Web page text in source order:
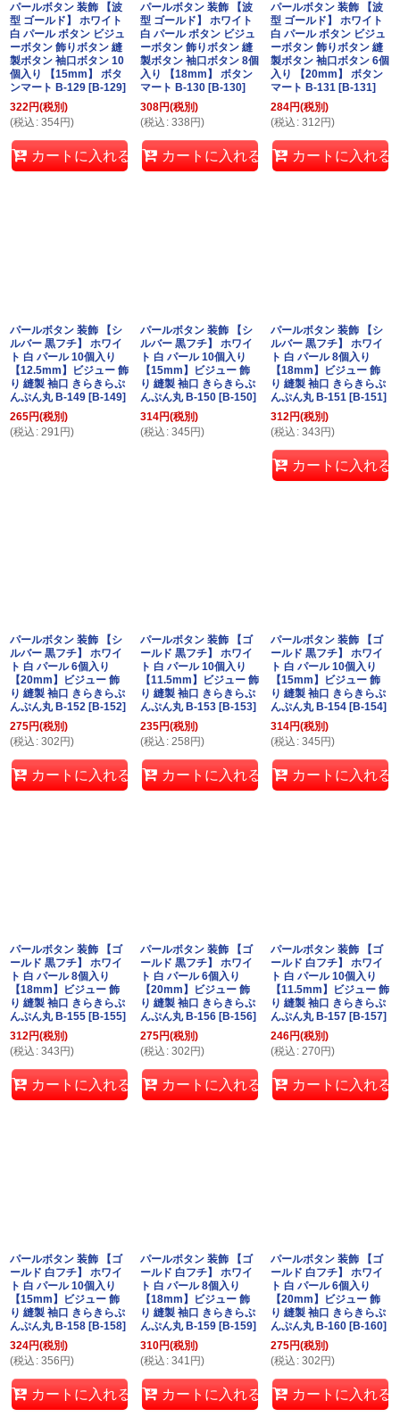
パールボタン 装飾 【波
型 ゴールド】 ホワイト
白 パール ボタン ビジュ
ーボタン 飾りボタン 縫
製ボタン 袖口ボタン 10
個入り 【15mm】 ボタ
ンマート B-129 [B-129]
322円(税別)
(税込 : 354円)
カートに入れる
パールボタン 装飾 【波
型 ゴールド】 ホワイト
白 パール ボタン ビジュ
ーボタン 飾りボタン 縫
製ボタン 袖口ボタン 8個
入り 【18mm】 ボタン
マート B-130 [B-130]
308円(税別)
(税込 : 338 円)
カートに入れる
パールボタン 装飾 【波
型 ゴールド】 ホワイト
白 パール ボタン ビジュ
ーボタン 飾りボタン 縫
製ボタン 袖口ボタン 6個
入り 【20mm】 ボタン
マート B-131 [B-131]
284円(税別)
(税込 : 312 円)
カートに入れる
パールボタン 装飾 【シ
ルバー 黒フチ】 ホワイ
ト 白 パール 10個入り
【12.5mm】ビジュー 飾
り 縫製 袖口 きらきらぷ
んぷん丸 B-149 [B-149]
265円(税別)
(税込 : 291 円)
パールボタン 装飾 【シ
ルバー 黒フチ】 ホワイ
ト 白 パール 10個入り
【15mm】ビジュー 飾
り 縫製 袖口 きらきらぷ
んぷん丸 B-150 [B-150]
314円(税別)
(税込 : 345 円)
パールボタン 装飾 【シ
ルバー 黒フチ】 ホワイ
ト 白 パール 8個入り
【18mm】ビジュー 飾
り 縫製 袖口 きらきらぷ
んぷん丸 B-151 [B-151]
312円(税別)
(税込 : 343 円)
カートに入れる
パールボタン 装飾 【シ
ルバー 黒フチ】 ホワイ
ト 白 パール 6個入り
【20mm】ビジュー 飾
り 縫製 袖口 きらきらぷ
んぷん丸 B-152 [B-152]
275円(税別)
(税込 : 302 円)
カートに入れる
パールボタン 装飾 【ゴ
ールド 黒フチ】 ホワイ
ト 白 パール 10個入り
【11.5mm】ビジュー 飾
り 縫製 袖口 きらきらぷ
んぷん丸 B-153 [B-153]
235円(税別)
(税込 : 258 円)
カートに入れる
パールボタン 装飾 【ゴ
ールド 黒フチ】 ホワイ
ト 白 パール 10個入り
【15mm】ビジュー 飾
り 縫製 袖口 きらきらぷ
んぷん丸 B-154 [B-154]
314円(税別)
(税込 : 345 円)
カートに入れる
パールボタン 装飾 【ゴ
ールド 黒フチ】 ホワイ
ト 白 パール 8個入り
【18mm】ビジュー 飾
り 縫製 袖口 きらきらぷ
んぷん丸 B-155 [B-155]
312円(税別)
(税込 : 343 円)
カートに入れる
パールボタン 装飾 【ゴ
ールド 黒フチ】 ホワイ
ト 白 パール 6個入り
【20mm】ビジュー 飾
り 縫製 袖口 きらきらぷ
んぷん丸 B-156 [B-156]
275円(税別)
(税込 : 302 円)
カートに入れる
パールボタン 装飾 【ゴ
ールド 白フチ】 ホワイ
ト 白 パール 10個入り
【11.5mm】ビジュー 飾
り 縫製 袖口 きらきらぷ
んぷん丸 B-157 [B-157]
246円(税別)
(税込 : 270円)
カートに入れる
パールボタン 装飾 【ゴ
ールド 白フチ】 ホワイ
ト 白 パール 10個入り
【15mm】ビジュー 飾
り 縫製 袖口 きらきらぷ
んぷん丸 B-158 [B-158]
324円(税別)
(税込 : 356 円)
カートに入れる
パールボタン 装飾 【ゴ
ールド 白フチ】 ホワイ
ト 白 パール 8個入り
【18mm】ビジュー 飾
り 縫製 袖口 きらきらぷ
んぷん丸 B-159 [B-159]
310円(税別)
(税込 : 341 円)
カートに入れる
パールボタン 装飾 【ゴ
ールド 白フチ】 ホワイ
ト 白 パール 6個入り
【20mm】ビジュー 飾
り 縫製 袖口 きらきらぷ
んぷん丸 B-160 [B-160]
275円(税別)
(税込 : 302 円)
カートに入れる